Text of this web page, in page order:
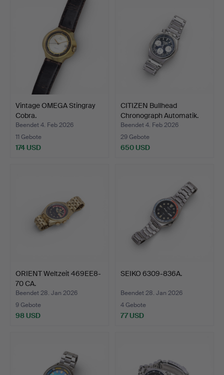
Vintage OMEGA Stingray
Cobra.
Beendet 4. Feb 2026
11 Gebote
174 USD
CITIZEN Bullhead
Chronograph Automatik.
Beendet 4. Feb 2026
29 Gebote
650 USD
ORIENT Weltzeit 469EE8-
70 CA.
Beendet 28. Jan 2026
9 Gebote
98 USD
SEIKO 6309-836A.
Beendet 28. Jan 2026
4 Gebote
77 USD